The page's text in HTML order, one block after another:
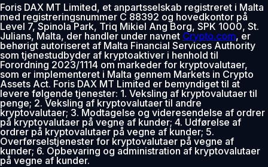
Foris DAX MT Limited, et anpartsselskab registreret i Malta
med registreringsnummer C 88392 og hovedkontor på
Level 7, Spinola Park, Triq Mikiel Ang Borg, SPK 1000, St.
Julians, Malta, der handler under navnet Crypto.com, er
behørigt autoriseret af Malta Financial Services Authority
som tjenestudbyder af kryptoaktiver i henhold til
Forordning 2023/1114 om markeder for kryptovalutaer,
som er implementeret i Malta gennem Markets in Crypto
Assets Act. Foris DAX MT Limited er bemyndiget til at
levere følgende tjenester: 1. Veksling af kryptovalutaer til
penge; 2. Veksling af kryptovalutaer til andre
kryptovalutaer; 3. Modtagelse og videresendelse af ordrer
på kryptovalutaer på vegne af kunder; 4. Udførelse af
ordrer på kryptovalutaer på vegne af kunder; 5.
Overførselstjenester for kryptovalutaer på vegne af
kunder; 6. Opbevaring og administration af kryptovalutaer
på vegne af kunder.